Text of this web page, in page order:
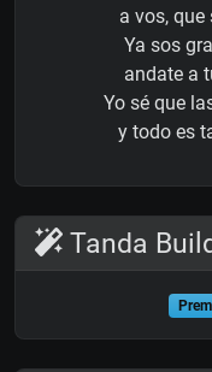
a vos,
Ya sos
andate a
Yo sé que
y todo es
Tanda